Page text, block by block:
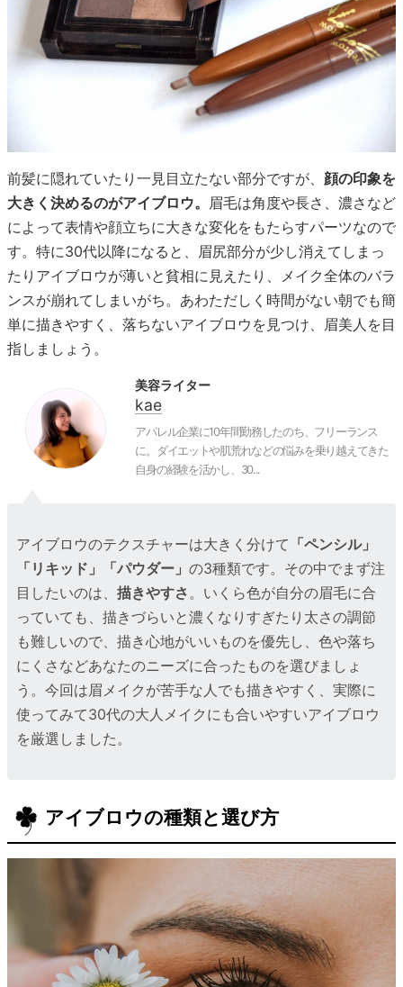
前髪に隠れていたり一見目立たない部分ですが、 顔の印象を
大きく決めるのがアイブロウ。 眉毛は角度や長さ、濃さなど
によって表情や顔立ちに大きな変化をもたらすパーツなので
す。特に30代以降になると、眉尻部分が少し消えてしまっ
たりアイブロウが薄いと貧相に見えたり、メイク全体のバラ
ンスが崩れてしまいがち。あわただしく時間がない朝でも簡
単に描きやすく、落ちないアイブロウを見つけ、眉美人を目
指しましょう。
美容ライター
kae
アパレル企業に10年間勤務したのち、フリーランス
に。ダイエットや肌荒れなどの悩みを乗り越えてきた
自身の経験を活かし、30...
アイブロウのテクスチャーは大きく分けて 「ペンシル」
「リキッド」「パウダー」の3種類です。その中でまず注
目したいのは、描きやすさ 。いくら色が自分の眉毛に合
っていても、描きづらいと濃くなりすぎたり太さの調節
も難しいので、描き心地がいいものを優先し、色や落ち
にくさなどあなたのニーズに合ったものを選びましょ
う。今回は眉メイクが苦手な人でも描きやすく、実際に
使ってみて30代の大人メイクにも合いやすいアイブロウ
を厳選しました。
アイブロウの種類と選び方